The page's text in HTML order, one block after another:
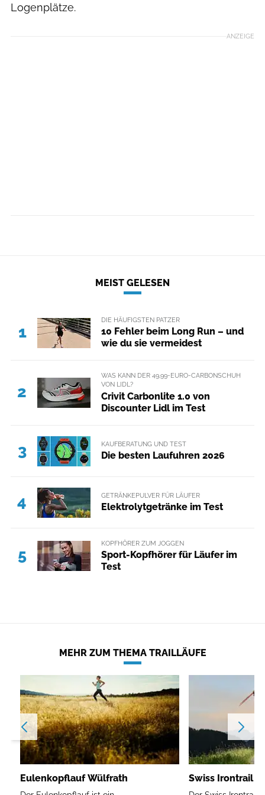
Logenplätze.
ANZEIGE
MEIST GELESEN
1
DIE HÄUFIGSTEN PATZER
10 Fehler beim Long Run – und
wie du sie vermeidest
2
WAS KANN DER 49,99-EURO-CARBONSCHUH
VON LIDL?
Crivit Carbonlite 1.0 von
Discounter Lidl im Test
3 KAUFBERATUNG UND TEST
Die besten Laufuhren 2026
4 GETRÄNKEPULVER FÜR LÄUFER
Elektrolytgetränke im Test
5
KOPFHÖRER ZUM JOGGEN
Sport-Kopfhörer für Läufer im
Test
MEHR ZUM THEMA TRAILLÄUFE
Eulenkopflauf Wülfrath Swiss Irontrail